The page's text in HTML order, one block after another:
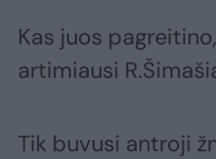
Kas juos
artimiausi
Tik buvusi antroji